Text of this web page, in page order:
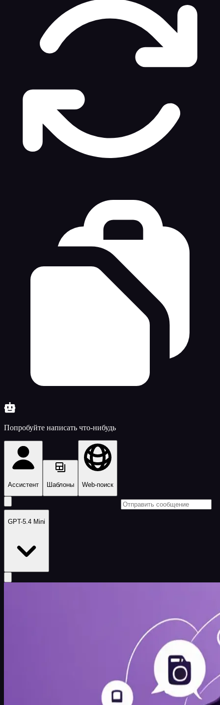
Попробуйте написать что-нибудь
Ассистент Шаблоны Web-поиск
GPT-5.4 Mini